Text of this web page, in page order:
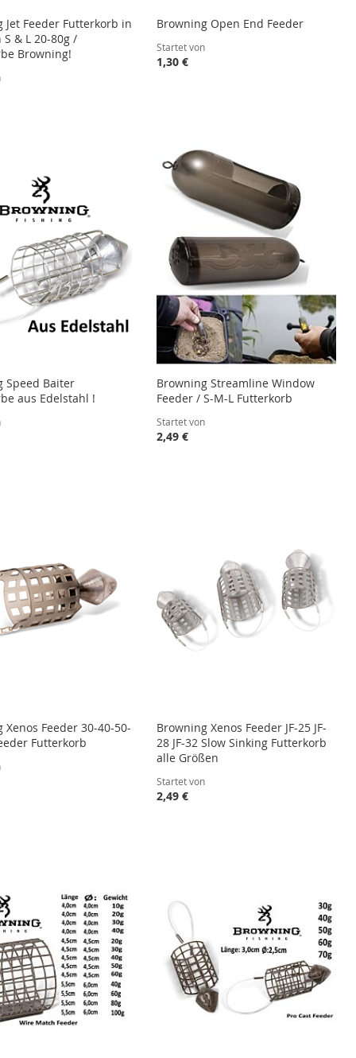
Jet Feeder Futterkorb in
& L 20-80g /
Browning!
Browning Open End Feeder
Startet von
1,30 €
Speed Baiter
aus Edelstahl !
Browning Streamline Window
Feeder / S-M-L Futterkorb
Startet von
2,49 €
Xenos Feeder 30-40-50-
Futterkorb
Browning Xenos Feeder JF-25 JF-
28 JF-32 Slow Sinking Futterkorb
alle Größen
Startet von
2,49 €